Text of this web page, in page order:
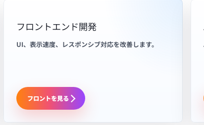
フロントエンド開発
UI、表示速度、レスポンシブ対応を改善します。
フロントを見る